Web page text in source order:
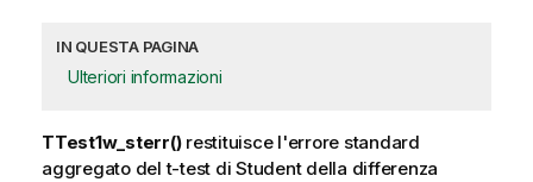
IN QUESTA PAGINA
Ulteriori informazioni
TTest1w_sterr()restituisce l'errore standard
aggregato del t-test di Student della differenza